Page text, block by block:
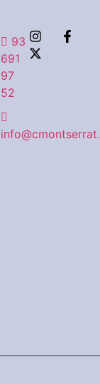
93
691
97
52